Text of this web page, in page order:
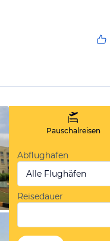
Pauschalreisen
Abflughafen
Alle Flughäfen
Reisedauer